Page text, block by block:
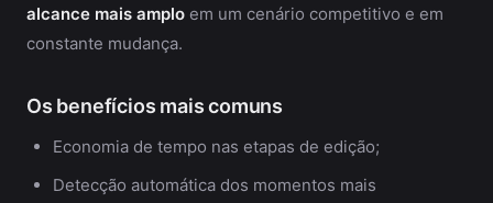
alcance mais amplo em um cenário competitivo e em
constante mudança.
Os benefícios mais comuns
Economia de tempo nas etapas de edição;
Detecção automática dos momentos mais